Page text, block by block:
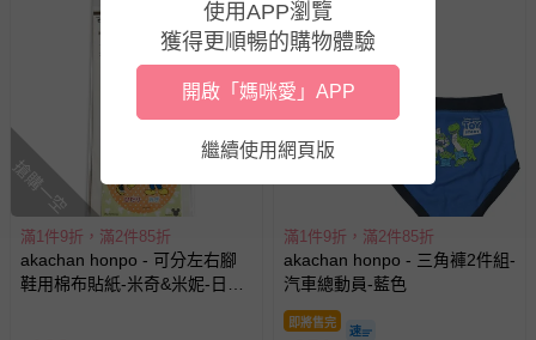
搶購一空
滿1件9折，滿2件85折
akachan honpo - 可分左右腳
鞋用棉布貼紙-米奇&米妮-日本
滿1件9折，滿2件85折
akachan honpo - 三角褲2件組-
汽車總動員-藍色
即將售完
使用APP瀏覽
獲得更順暢的購物體驗
開啟「媽咪愛」APP
繼續使用網頁版